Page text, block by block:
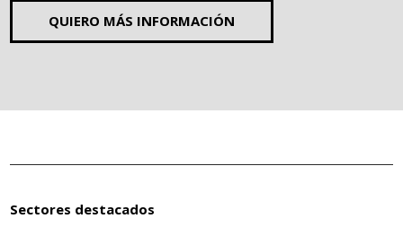
QUIERO MÁS INFORMACIÓN
Sectores destacados